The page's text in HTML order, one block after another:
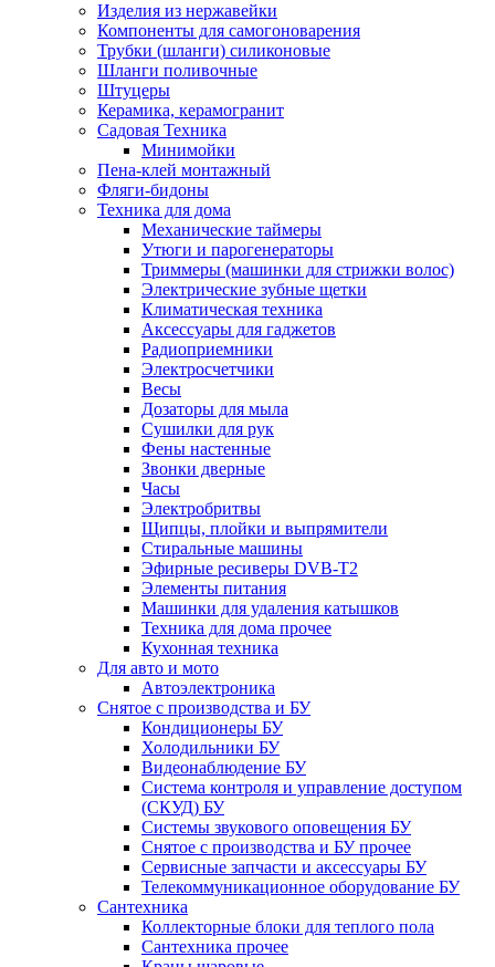
Изделия из нержавейки
Компоненты для самогоноварения
Трубки (шланги) силиконовые
Шланги поливочные
Штуцеры
Керамика, керамогранит
Садовая Техника
Минимойки
Пена-клей монтажный
Фляги-бидоны
Техника для дома
Механические таймеры
Утюги и парогенераторы
Триммеры (машинки для стрижки волос)
Электрические зубные щетки
Климатическая техника
Аксессуары для гаджетов
Радиоприемники
Электросчетчики
Весы
Дозаторы для мыла
Сушилки для рук
Фены настенные
Звонки дверные
Часы
Электробритвы
Щипцы, плойки и выпрямители
Стиральные машины
Эфирные ресиверы DVB-T2
Элементы питания
Машинки для удаления катышков
Техника для дома прочее
Кухонная техника
Для авто и мото
Автоэлектроника
Снятое с производства и БУ
Кондиционеры БУ
Холодильники БУ
Видеонаблюдение БУ
Система контроля и управление доступом
(СКУД) БУ
Системы звукового оповещения БУ
Снятое с производства и БУ прочее
Сервисные запчасти и аксессуары БУ
Телекоммуникационное оборудование БУ
Сантехника
Коллекторные блоки для теплого пола
Сантехника прочее